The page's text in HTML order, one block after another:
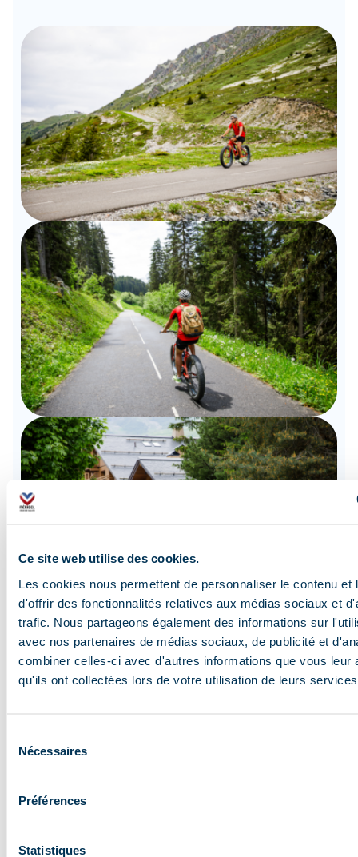
Ce site web utilise des cookies.
Les cookies nous permettent de personnaliser le contenu et
d'offrir des fonctionnalités relatives aux médias sociaux et
trafic. Nous partageons également des informations sur
avec nos partenaires de médias sociaux, de publicité et
combiner celles-ci avec d'autres informations que vous leur
qu'ils ont collectées lors de votre utilisation de leurs
Nécessaires
Préférences
Statistiques